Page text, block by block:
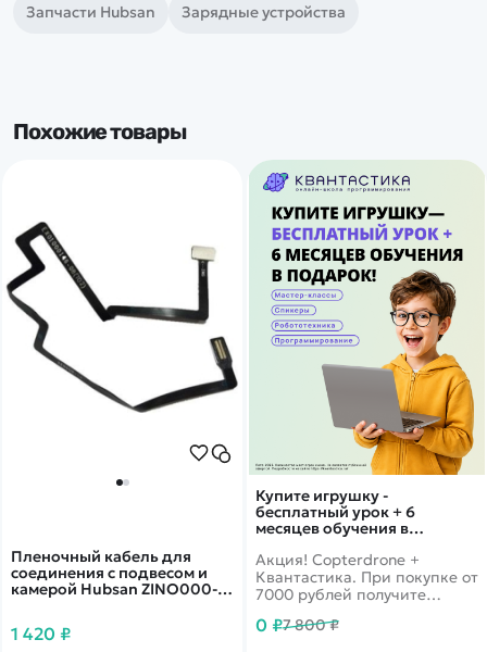
Запчасти Hubsan Зарядные устройства
Похожие товары
Купите игрушку -
бесплатный урок + 6
месяцев обучения в
Акция! Copterdrone +
Квантастика. При покупке от
7000 рублей получите
нашего партнера
0 ₽7 800 ₽
Пленочный кабель для
соединения с подвесом и
камерой Hubsan ZINO000-
1 420 ₽